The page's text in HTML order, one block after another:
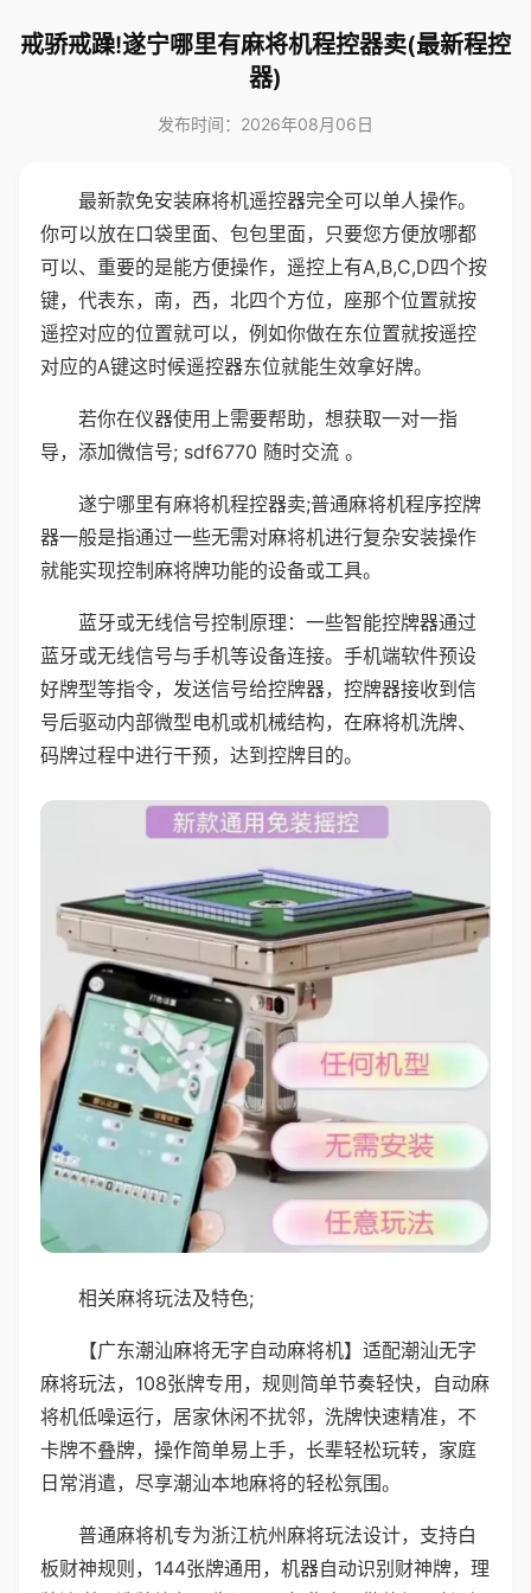
戒骄戒躁!遂宁哪里有麻将机程控器卖(最新程控
器)
发布时间：2026年08月06日
最新款免安装麻将机遥控器完全可以单人操作。
你可以放在口袋里面、包包里面，只要您方便放哪都
可以、重要的是能方便操作，遥控上有A,B,C,D四个按
键，代表东，南，西，北四个方位，座那个位置就按
遥控对应的位置就可以，例如你做在东位置就按遥控
对应的A键这时候遥控器东位就能生效拿好牌。
若你在仪器使用上需要帮助，想获取一对一指
导，添加微信号; sdf6770 随时交流 。
遂宁哪里有麻将机程控器卖;普通麻将机程序控牌
器一般是指通过一些无需对麻将机进行复杂安装操作
就能实现控制麻将牌功能的设备或工具。
蓝牙或无线信号控制原理：一些智能控牌器通过
蓝牙或无线信号与手机等设备连接。手机端软件预设
好牌型等指令，发送信号给控牌器，控牌器接收到信
号后驱动内部微型电机或机械结构，在麻将机洗牌、
码牌过程中进行干预，达到控牌目的。
相关麻将玩法及特色;
【广东潮汕麻将无字自动麻将机】适配潮汕无字
麻将玩法，108张牌专用，规则简单节奏轻快，自动麻
将机低噪运行，居家休闲不扰邻，洗牌快速精准，不
卡牌不叠牌，操作简单易上手，长辈轻松玩转，家庭
日常消遣，尽享潮汕本地麻将的轻松氛围。
普通麻将机专为浙江杭州麻将玩法设计，支持白
板财神规则，144张牌通用，机器自动识别财神牌，理